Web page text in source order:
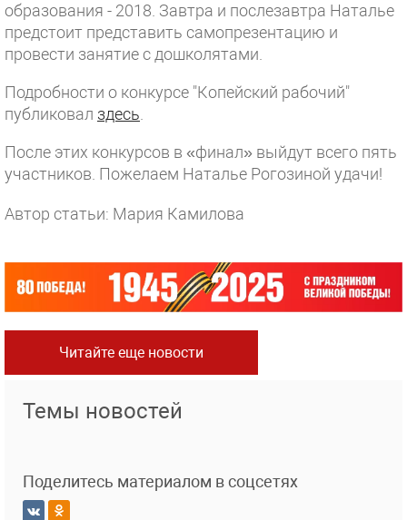
образования - 2018. Завтра и послезавтра Наталье
предстоит представить самопрезентацию и
провести занятие с дошколятами.
Подробности о конкурсе "Копейский рабочий"
публиковал здесь
После этих конкурсов в «финал» выйдут всего пять
участников. Пожелаем Наталье Рогозиной удачи!
Автор статьи: Мария Камилова
Читайте еще новости
Темы новостей
Поделитесь материалом в соцсетях